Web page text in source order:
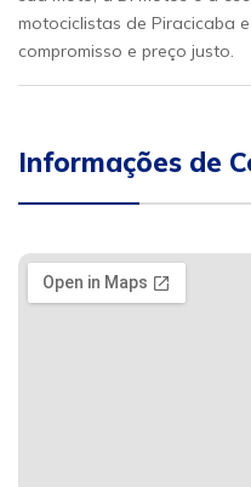
motociclistas de Piracicaba
compromisso e preço justo.
Informações de